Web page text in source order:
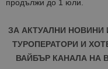
продължи до 1 юли.
ЗА АКТУАЛНИ
ТУРОПЕРАТОРИ И
ВАЙБЪР КАНАЛА НА